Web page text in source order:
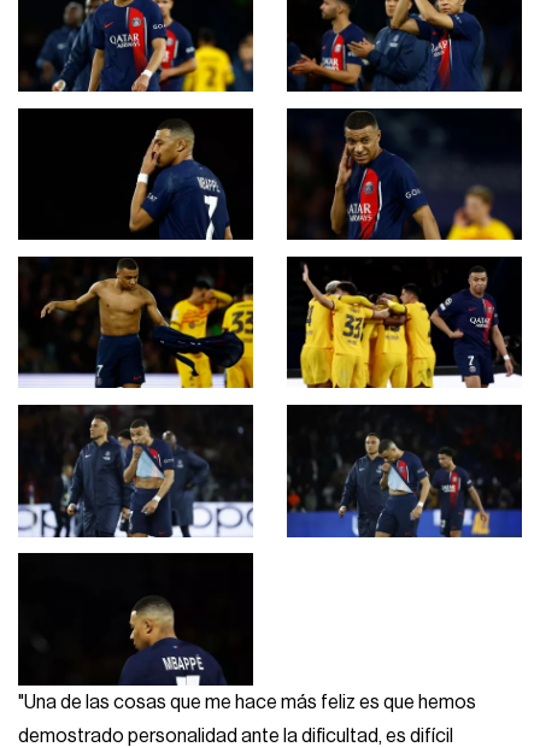
"Una de las cosas que me hace más feliz es que hemos
demostrado personalidad ante la dificultad, es difícil